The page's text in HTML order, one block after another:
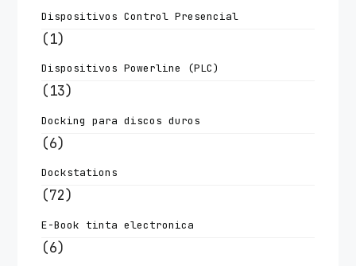
Dispositivos Control Presencial
(1)
Dispositivos Powerline (PLC)
(13)
Docking para discos duros
(6)
Dockstations
(72)
E-Book tinta electronica
(6)